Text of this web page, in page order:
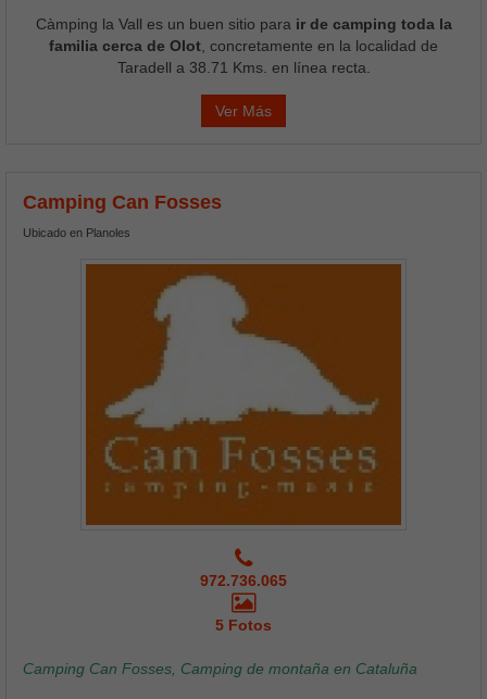
Càmping la Vall es un buen sitio para ir de camping toda la
familia cerca de Olot , concretamente en la localidad de
Taradell a 38.71 Kms. en línea recta.
Ver Más
Camping Can Fosses
Ubicado en Planoles
972.736.065
5 Fotos
Camping Can Fosses, Camping de montaña en Cataluña